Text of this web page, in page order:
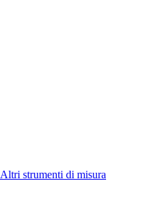
Altri strumenti di misura